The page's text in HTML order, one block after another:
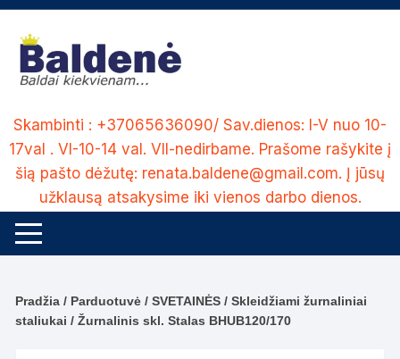
Skip
content
Skambinti : +37065636090/ Sav.dienos: I-V nuo 10-
17val . VI-10-14 val. VII-nedirbame. Prašome rašykite į
šią pašto dėžutę: renata.baldene@gmail.com. Į jūsų
užklausą atsakysime iki vienos darbo dienos.
Pradžia / Parduotuvė /SVETAINĖS /Skleidžiami žurnaliniai
staliukai / Žurnalinis skl. Stalas BHUB120/170